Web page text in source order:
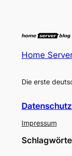
Home
Die erste
Datenschutz
Impressum